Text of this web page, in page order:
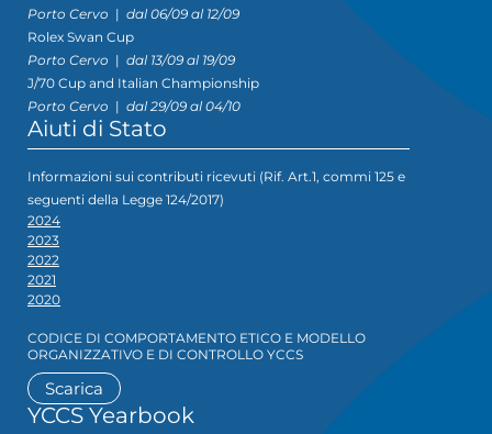
Porto Cervo | dal 06/09 al 12/09
Rolex Swan Cup
Porto Cervo | dal 13/09 al 19/09
J/70 Cup and Italian Championship
Porto Cervo | dal 29/09 al 04/10
Aiuti di Stato
Informazioni sui contributi ricevuti (Rif. Art.1, commi 125 e
seguenti della Legge 124/2017)
2024
2023
2022
2021
2020
CODICE DI COMPORTAMENTO ETICO E MODELLO
ORGANIZZATIVO E DI CONTROLLO YCCS
Scarica
YCCS Yearbook